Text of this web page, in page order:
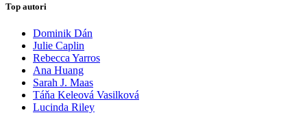
Top autori
Dominik Dán
Julie Caplin
Rebecca Yarros
Ana Huang
Sarah J. Maas
Táňa Keleová Vasilková
Lucinda Riley